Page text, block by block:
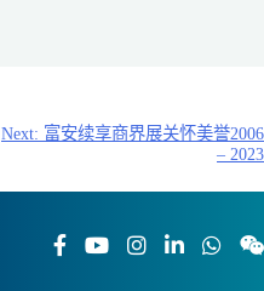
Next: 富安续享商界展关怀美誉2006
– 2023